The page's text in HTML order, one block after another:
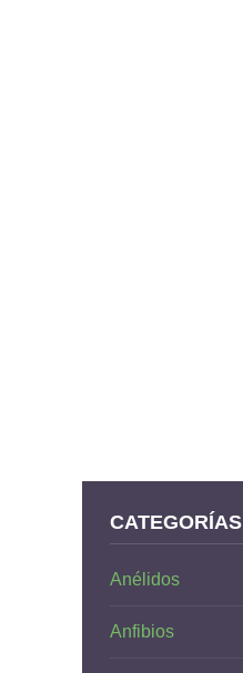
CATEGORÍAS
Anélidos
Anfibios